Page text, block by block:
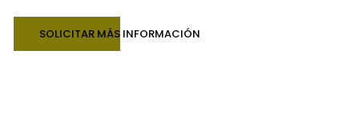
SOLICITAR MÁS INFORMACIÓN